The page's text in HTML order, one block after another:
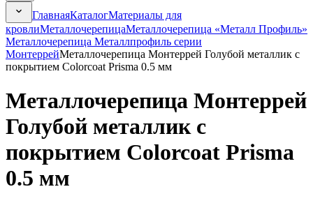
ГлавнаяКаталогМатериалы для
кровлиМеталлочерепицаМеталлочерепица «Металл Профиль»
Металлочерепица Металлпрофиль серии
МонтеррейМеталлочерепица Монтеррей Голубой металлик с
покрытием Colorcoat Prisma 0.5 мм
Металлочерепица Монтеррей
Голубой металлик с
покрытием Colorcoat Prisma
0.5 мм